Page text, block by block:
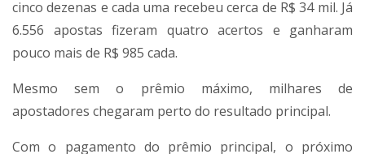
cinco dezenas e cada uma recebeu cerca de R$ 34 mil. Já
6.556 apostas fizeram quatro acertos e ganharam
pouco mais de R$ 985 cada.
Mesmo sem o prêmio máximo, milhares de
apostadores chegaram perto do resultado principal.
Com o pagamento do prêmio principal, o próximo